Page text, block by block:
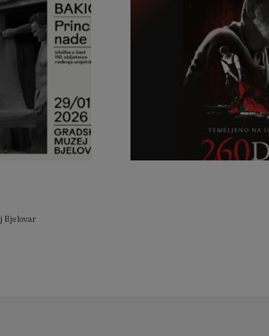
Bjelovar